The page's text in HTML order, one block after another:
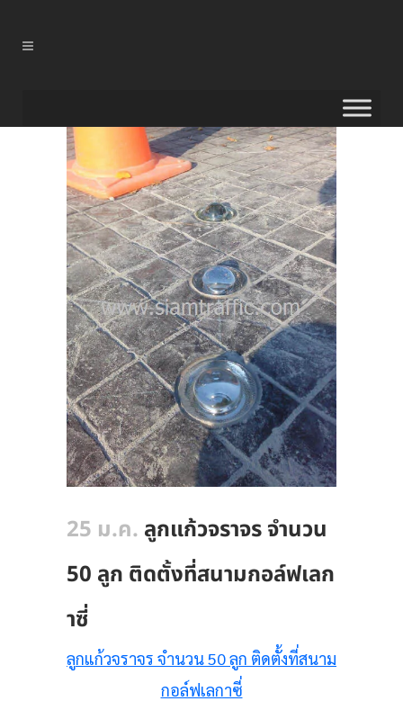
25 ม.ค. ลูกแก้วจราจร จำนวน
50 ลูก ติดตั้งที่สนามกอล์ฟเลก
าซี่
ลูกแก้วจราจร จำนวน 50 ลูก ติดตั้งที่สนาม
กอล์ฟเลกาซี่